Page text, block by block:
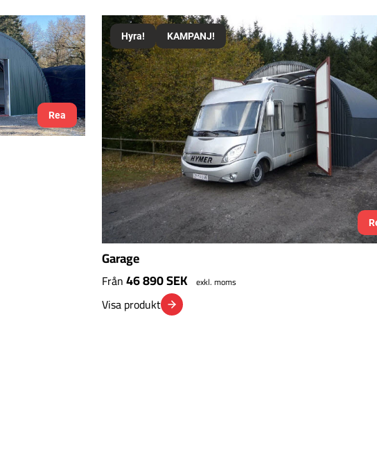
Rea
Hyra! KAMPANJ!
Garage
Från46 890SEK exkl. moms
Visa produkt